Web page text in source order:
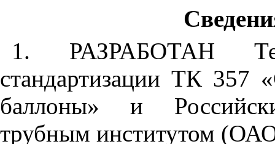
1. РАЗРАБОТАН
стандартизации ТК 357
баллоны» и
трубным институтом